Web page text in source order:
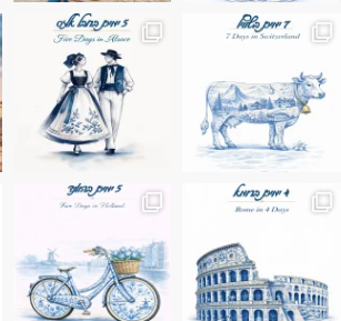
בחבל אלזס צרפת
בחופשה שבו הכל נהיה פשוט יותר. החול, הי
Instagram post
Instagram post 17994326828955248